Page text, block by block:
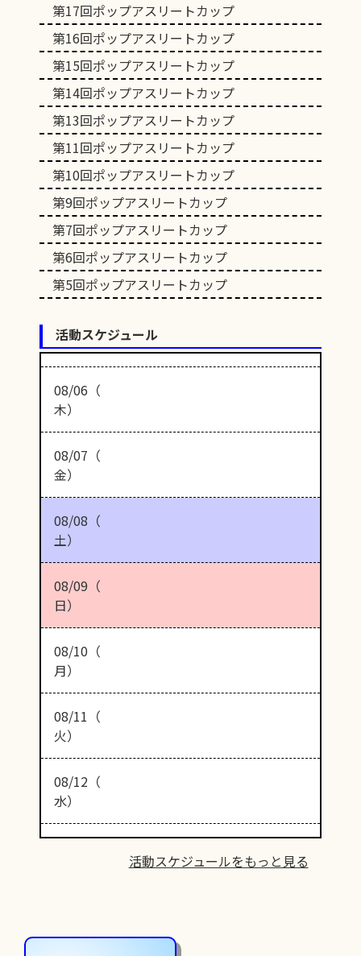
第17回ポップアスリートカップ
第16回ポップアスリートカップ
第15回ポップアスリートカップ
第14回ポップアスリートカップ
第13回ポップアスリートカップ
第11回ポップアスリートカップ
第10回ポップアスリートカップ
第9回ポップアスリートカップ
第7回ポップアスリートカップ
第6回ポップアスリートカップ
第5回ポップアスリートカップ
活動スケジュール
08/06（
木）
08/07（
金）
08/08（
土）
08/09（
日）
08/10（
月）
08/11（
火）
08/12（
水）
活動スケジュールをもっと見る